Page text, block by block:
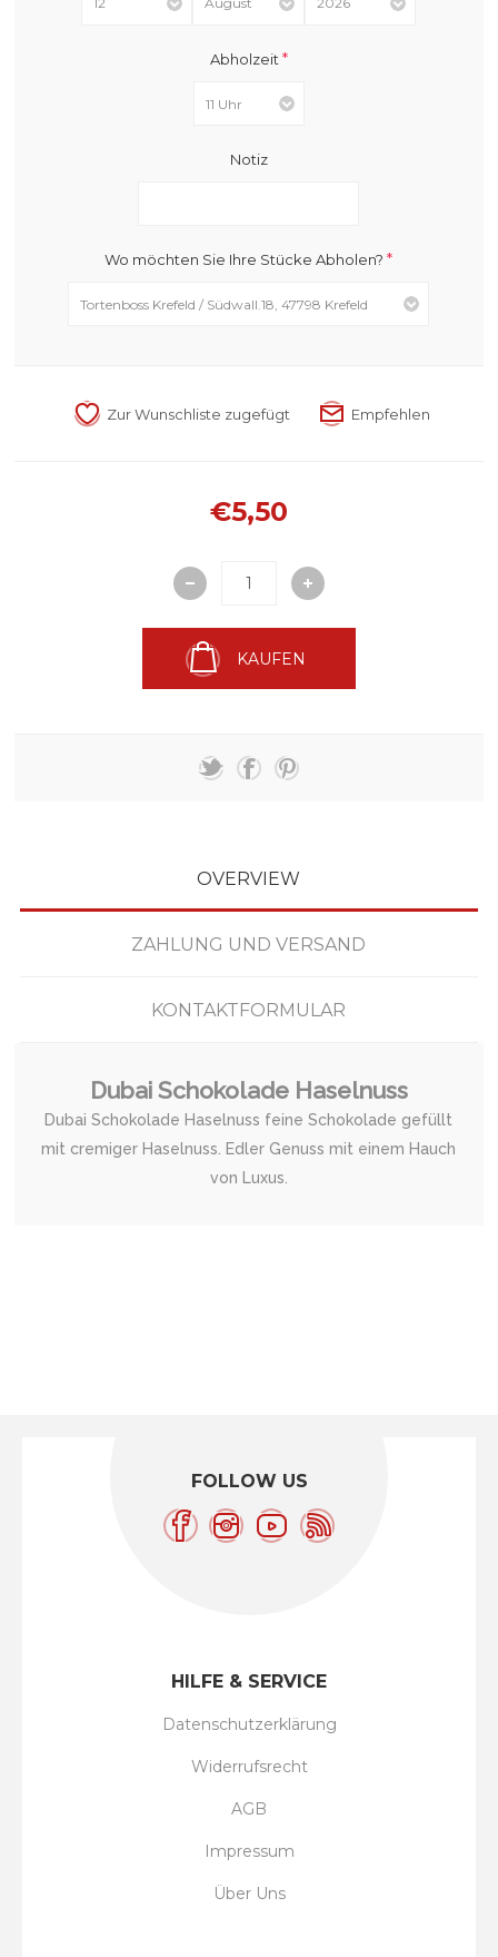
Abholzeit *
Notiz
Wo möchten Sie Ihre Stücke Abholen?*
€5,50
KAUFEN
OVERVIEW
ZAHLUNG UND VERSAND
KONTAKTFORMULAR
Dubai Schokolade Haselnuss
Dubai Schokolade Haselnuss feine Schokolade gefüllt
mit cremiger Haselnuss. Edler Genuss mit einem Hauch
von Luxus.
FOLLOW US
HILFE & SERVICE
Datenschutzerklärung
Widerrufsrecht
AGB
Impressum
Über Uns